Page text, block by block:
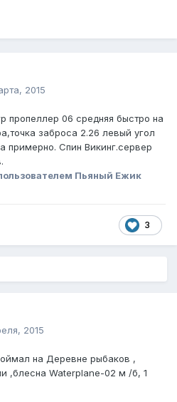
2015
пропеллер 06 средняя быстро на
заброса 2.26 левый угол
примерно. Спин Викинг.сервер
Пьяный Ежик
3
2015
на Деревне рыбаков ,
,блесна Waterplane-02 м /б, 1